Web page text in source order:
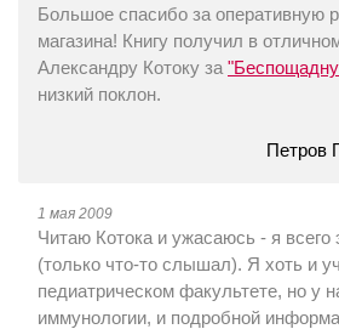
Большое спасибо за оперативную
магазина! Книгу получил в
Александру Котоку за
низкий поклон.
Петров
1 мая 2009
Читаю Котока и ужасаюсь - я всего
(только что-то слышал). Я хоть и
педиатрическом факультете, но у
иммунологии, и подробной